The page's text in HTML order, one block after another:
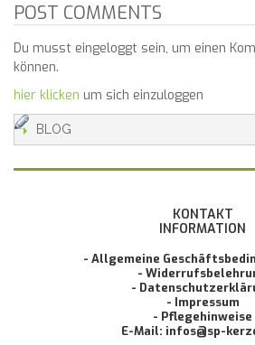
POST COMMENTS
Du musst eingeloggt sein, um einen
können.
hier klicken um sich einzuloggen
BLOG
KONTAKT
INFORMATION
- Allgemeine
-
-
- Impressum
- Pflegehinweise
E-Mail: infos@sp-